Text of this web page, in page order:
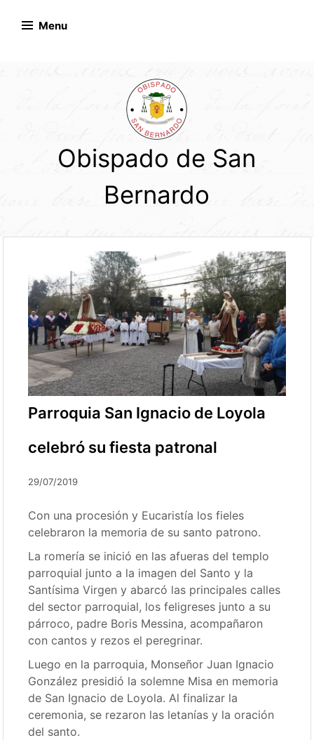
Menu
Obispado de San
Bernardo
Parroquia San Ignacio de Loyola
celebró su fiesta patronal
29/07/2019
Con una procesión y Eucaristía los fieles
celebraron la memoria de su santo patrono.
La romería se inició en las afueras del templo
parroquial junto a la imagen del Santo y la
Santísima Virgen y abarcó las principales calles
del sector parroquial, los feligreses junto a su
párroco, padre Boris Messina, acompañaron
con cantos y rezos el peregrinar.
Luego en la parroquia, Monseñor Juan Ignacio
González presidió la solemne Misa en memoria
de San Ignacio de Loyola. Al finalizar la
ceremonia, se rezaron las letanías y la oración
del santo.